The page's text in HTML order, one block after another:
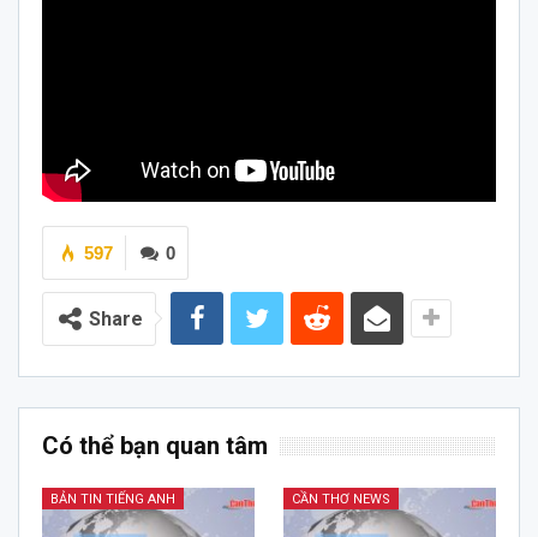
0
597
Share
Có thể bạn quan tâm
BẢN TIN TIẾNG ANH CẦN THƠ NEWS